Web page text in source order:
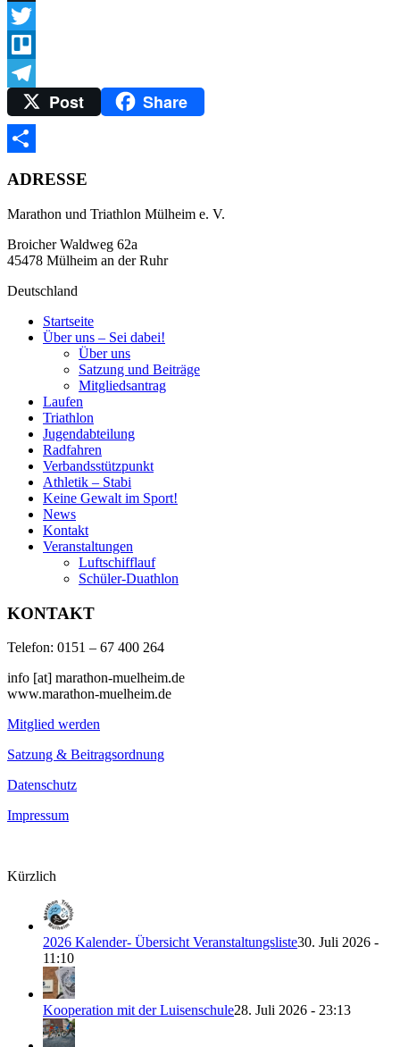
Link
Threema
Twitter
Trello
TelegramPost Share
ADRESSE
Marathon und Triathlon Mülheim e. V.
Broicher Waldweg 62a
45478 Mülheim an der Ruhr
Deutschland
Startseite
Über uns – Sei dabei!
Über uns
Satzung und Beiträge
Mitgliedsantrag
Laufen
Triathlon
Jugendabteilung
Radfahren
Verbandsstützpunkt
Athletik – Stabi
Keine Gewalt im Sport!
News
Kontakt
Veranstaltungen
Luftschifflauf
Schüler-Duathlon
KONTAKT
Telefon: 0151 – 67 400 264
info [at] marathon-muelheim.de
www.marathon-muelheim.de
Mitglied werden
Satzung & Beitragsordnung
Datenschutz
Impressum
Kürzlich
2026 Kalender- Übersicht Veranstaltungsliste30. Juli 2026 -
11:10
Kooperation mit der Luisenschule28. Juli 2026 - 23:13